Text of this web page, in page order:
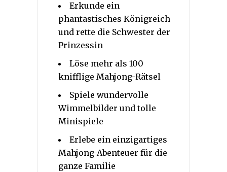
Erkunde ein
phantastisches Königreich
und rette die Schwester der
Prinzessin
Löse mehr als 100
knifflige Mahjong-Rätsel
Spiele wundervolle
Wimmelbilder und tolle
Minispiele
Erlebe ein einzigartiges
Mahjong-Abenteuer für die
ganze Familie